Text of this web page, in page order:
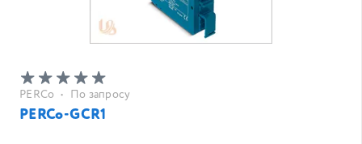
PERCo • По запросу
PERCo-GCR1